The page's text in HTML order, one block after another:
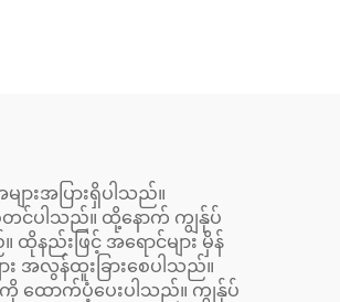
းအပြားရှိပါသည်။
င်ပါသည်။ ထို့နောက် ကျွန်ုပ်
ည်းဖြင့် အရောင်များ မှိန်
း အလွန်ထူးခြားစေပါသည်။
ထောက်ပံ့ပေးပါသည်။ ကျွန်ုပ်